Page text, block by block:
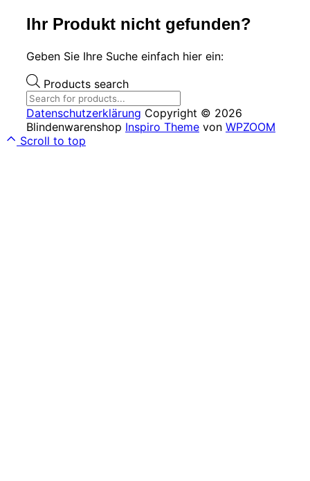
Ihr Produkt nicht gefunden?
Geben Sie Ihre Suche einfach hier ein:
Products search
Datenschutzerklärung Copyright © 2026
Blindenwarenshop Inspiro Theme von WPZOOM
Scroll to top